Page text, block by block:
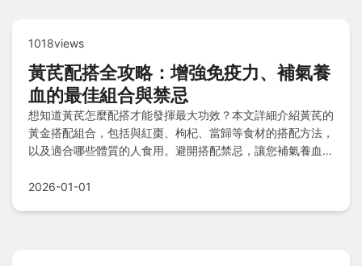
1018views
黃芪配搭全攻略：增強免疫力、補氣養
血的最佳組合與禁忌
想知道黃芪怎麼配搭才能發揮最大功效？本文詳細介紹黃芪的
黃金搭配組合，包括與紅棗、枸杞、當歸等食材的搭配方法，
以及適合哪些體質的人食用。避開搭配禁忌，讓您補氣養血更
2026-01-01